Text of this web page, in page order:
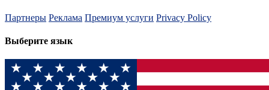
Партнеры Реклама Премиум услуги Privacy Policy
Выберите язык